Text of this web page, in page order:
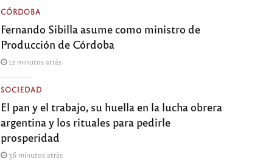
CÓRDOBA
Fernando Sibilla asume como ministro de
Producción de Córdoba
12 minutos atrás
SOCIEDAD
El pan y el trabajo, su huella en la lucha obrera
argentina y los rituales para pedirle
prosperidad
36 minutos atrás